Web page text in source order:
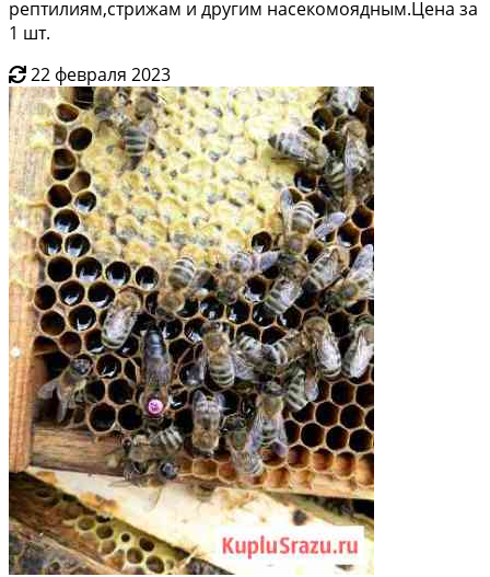
рептилиям,стрижам и другим насекомоядным.Цена за
1 шт.
22 февраля 2023